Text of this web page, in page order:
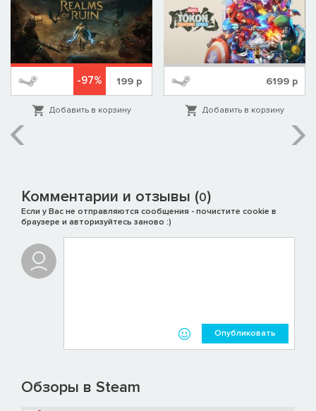
-97% 199р
Добавить в корзину
6199 р
Добавить в корзину
Комментарии и отзывы (0)
Если у Вас не отправляются сообщения - почистите cookie в
браузере и авторизуйтесь заново :)
Опубликовать
Обзоры в Steam